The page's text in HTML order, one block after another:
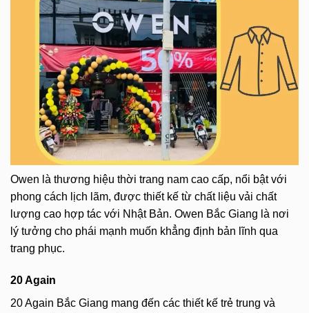
Owen là thương hiệu thời trang nam cao cấp, nổi bật với
phong cách lịch lãm, được thiết kế từ chất liệu vải chất
lượng cao hợp tác với Nhật Bản. Owen Bắc Giang là nơi
lý tưởng cho phái mạnh muốn khẳng định bản lĩnh qua
trang phục.
20 Again
20 Again Bắc Giang mang đến các thiết kế trẻ trung và